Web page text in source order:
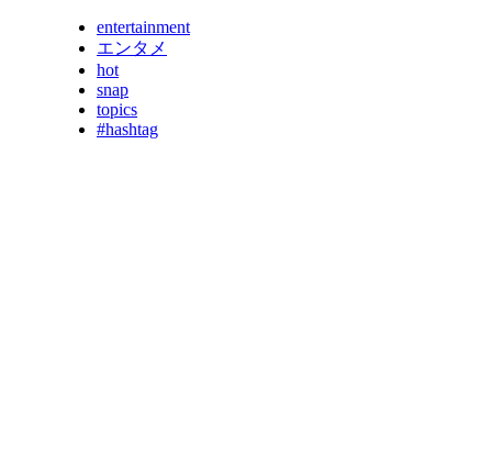
entertainment
エンタメ
hot
snap
topics
#hashtag